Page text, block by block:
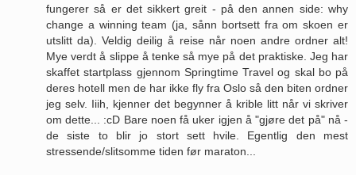
fungerer så er det sikkert greit - på den annen side: why
change a winning team (ja, sånn bortsett fra om skoen er
utslitt da). Veldig deilig å reise når noen andre ordner alt!
Mye verdt å slippe å tenke så mye på det praktiske. Jeg har
skaffet startplass gjennom Springtime Travel og skal bo på
deres hotell men de har ikke fly fra Oslo så den biten ordner
jeg selv. Iiih, kjenner det begynner å krible litt når vi skriver
om dette... :cD Bare noen få uker igjen å "gjøre det på" nå -
de siste to blir jo stort sett hvile. Egentlig den mest
stressende/slitsomme tiden før maraton...